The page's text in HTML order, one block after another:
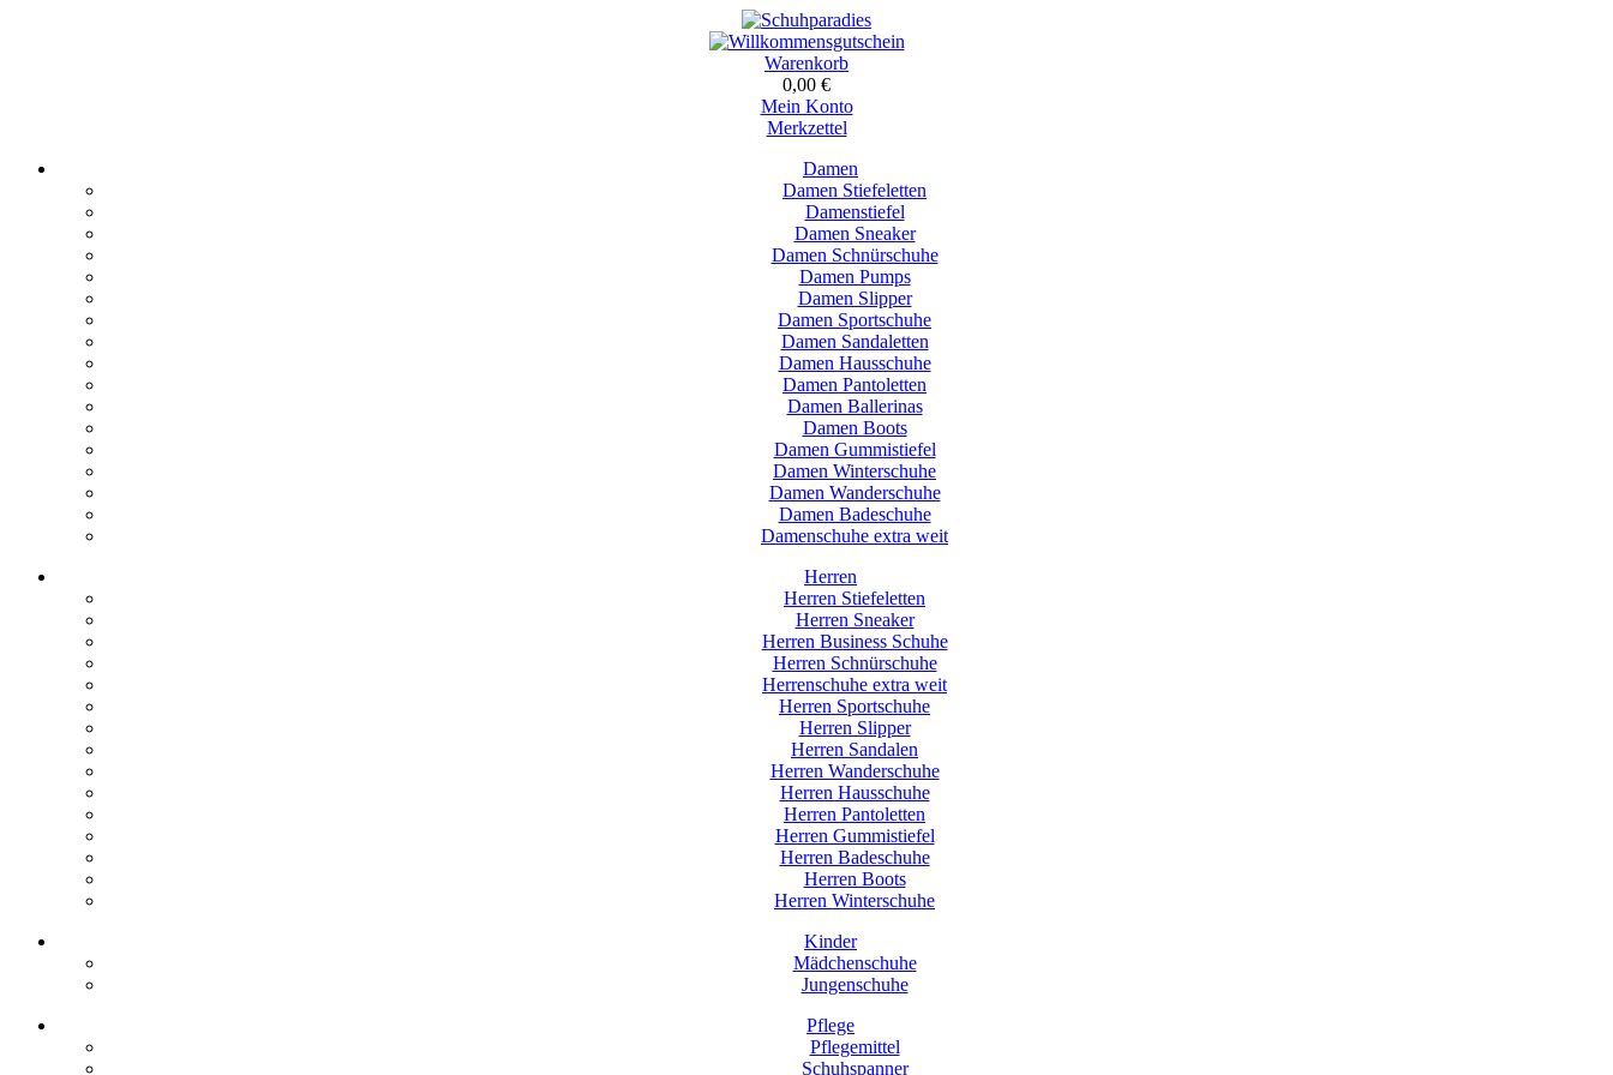
Warenkorb
0,00 €
Mein Konto
Merkzettel
Damen
Damen Stiefeletten
Damenstiefel
Damen Sneaker
Damen Schnürschuhe
Damen Pumps
Damen Slipper
Damen Sportschuhe
Damen Sandaletten
Damen Hausschuhe
Damen Pantoletten
Damen Ballerinas
Damen Boots
Damen Gummistiefel
Damen Winterschuhe
Damen Wanderschuhe
Damen Badeschuhe
Damenschuhe extra weit
Herren
Herren Stiefeletten
Herren Sneaker
Herren Business Schuhe
Herren Schnürschuhe
Herrenschuhe extra weit
Herren Sportschuhe
Herren Slipper
Herren Sandalen
Herren Wanderschuhe
Herren Hausschuhe
Herren Pantoletten
Herren Gummistiefel
Herren Badeschuhe
Herren Boots
Herren Winterschuhe
Kinder
Mädchenschuhe
Jungenschuhe
Pflege
Pflegemittel
Schuhspanner